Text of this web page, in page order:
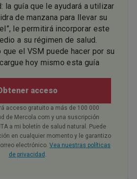
la guía que le ayudará a utilizar
de manzana para llevar su
le permitirá incorporar este
a su régimen de salud.
el VSM puede hacer por su
hoy mismo esta guía
acceso
acceso gratuito a más de 100 000
de Mercola.com y una suscripción
a mi boletín de salud natural. Puede
en cualquier momento y le garantizo
electrónico. Vea nuestras políticas
de privacidad